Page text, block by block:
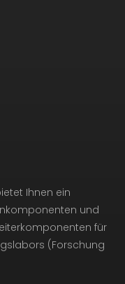
Ihnen ein
und
für
(Forschung